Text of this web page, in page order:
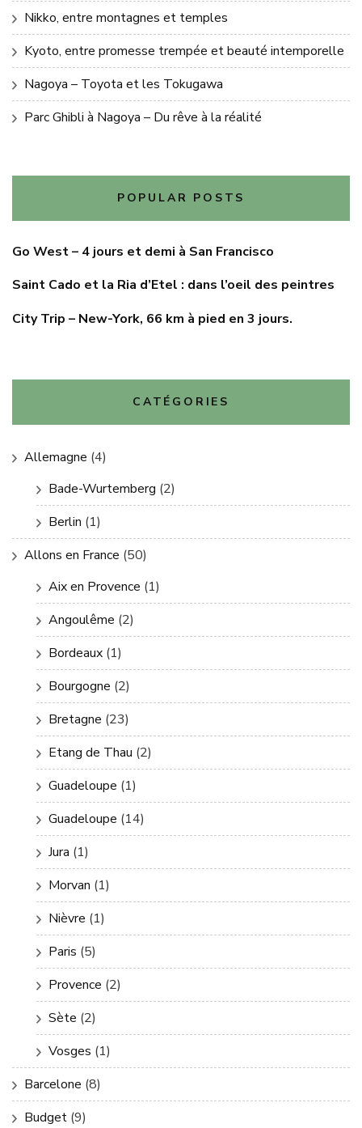
Nikko, entre montagnes et temples
Kyoto, entre promesse trempée et beauté intemporelle
Nagoya – Toyota et les Tokugawa
Parc Ghibli à Nagoya – Du rêve à la réalité
POPULAR POSTS
Go West – 4 jours et demi à San Francisco
Saint Cado et la Ria d’Etel : dans l’oeil des peintres
City Trip – New-York, 66 km à pied en 3 jours.
CATÉGORIES
Allemagne (4)
Bade-Wurtemberg (2)
Berlin (1)
Allons en France (50)
Aix en Provence (1)
Angoulême (2)
Bordeaux (1)
Bourgogne (2)
Bretagne (23)
Etang de Thau (2)
Guadeloupe (1)
Guadeloupe (14)
Jura (1)
Morvan (1)
Nièvre (1)
Paris (5)
Provence (2)
Sète (2)
Vosges (1)
Barcelone (8)
Budget (9)